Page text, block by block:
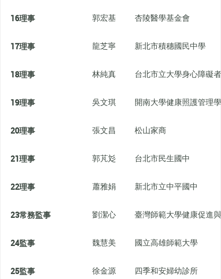
16理事 郭宏基 杏陵醫學基金會
17理事 龍芝寧 新北市積穗國民中學
18理事 林純真 台北市立大學身心障礙
19理事 吳文琪 開南大學健康照護管理
20理事 張文昌 松山家商
21理事 郭芃彣 台北市民生國中
22理事 蕭雅娟 新北市立中平國中
23常務監事 劉潔心 臺灣師範大學健康促進
24監事 魏慧美 國立高雄師範大學
25監事 徐金源 四季和安婦幼診所